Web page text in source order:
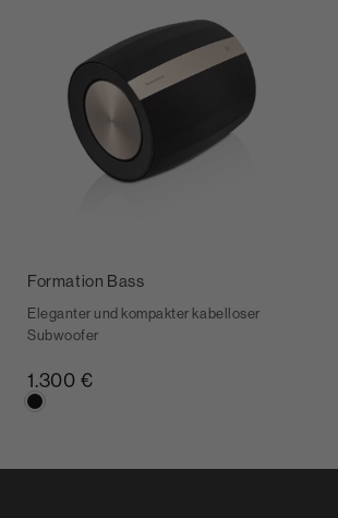
Formation Bass
Eleganter und kompakter kabelloser
Subwoofer
1.300 €